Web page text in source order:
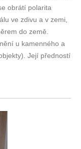
obrátí polarita
ve zdivu a v zemi,
do země.
u kamenného a
Její předností